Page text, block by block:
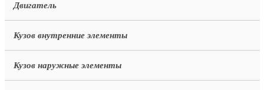
Двигатель
Кузов внутренние элементы
Кузов наружные элементы